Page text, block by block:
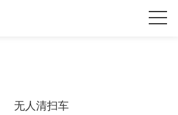
无人清扫车